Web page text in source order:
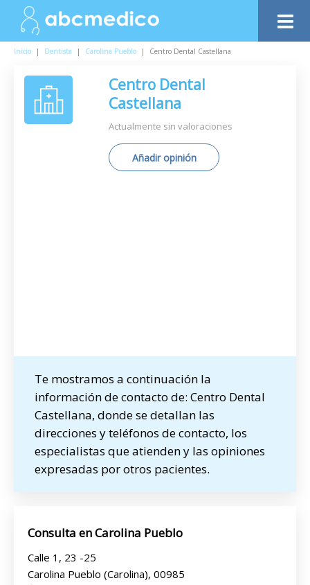
Inicio | Dentista | Carolina Pueblo | Centro Dental Castellana
Centro Dental
Castellana
Actualmente sin valoraciones
Añadir opinión
Te mostramos a continuación la
información de contacto de: Centro Dental
Castellana, donde se detallan las
direcciones y teléfonos de contacto, los
especialistas que atienden y las opiniones
expresadas por otros pacientes.
Consulta en Carolina Pueblo
Calle 1, 23 -25
Carolina Pueblo (Carolina), 00985